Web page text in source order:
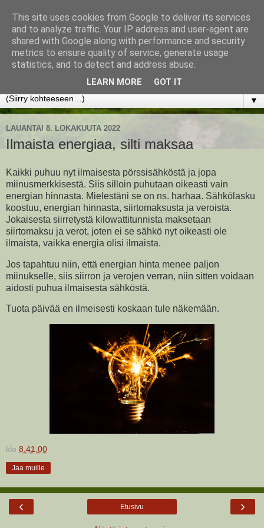
www.jyrkikokko.fi
Uusi Suunta - Jokainen hetki tarjoaa tilaisuuden muuttaa
▼
LAUANTAI 8. LOKAKUUTA 2022
Ilmaista energiaa, silti maksaa
Kaikki puhuu nyt ilmaisesta pörssisähköstä ja jopa
miinusmerkkisestä. Siis silloin puhutaan oikeasti vain
energian hinnasta. Mielestäni se on ns. harhaa. Sähkölasku
koostuu, energian hinnasta, siirtomaksusta ja veroista.
Jokaisesta siirretystä kilowattitunnista maksetaan
siirtomaksu ja verot, joten ei se sähkö nyt oikeasti ole
ilmaista, vaikka energia olisi ilmaista.
Jos tapahtuu niin, että energian hinta menee paljon
miinukselle, siis siirron ja verojen verran, niin sitten voidaan
aidosti puhua ilmaisesta sähköstä.
Tuota päivää en ilmeisesti koskaan tule näkemään.
klo 8.41.00
Jaa muille
‹ ›
Etusivu
This site uses cookies from Google to deliver its services
and to analyze traffic. Your IP address and user-agent are
shared with Google along with performance and security
metrics to ensure quality of service, generate usage
statistics, and to detect and address abuse.
LEARN MORE GOT IT